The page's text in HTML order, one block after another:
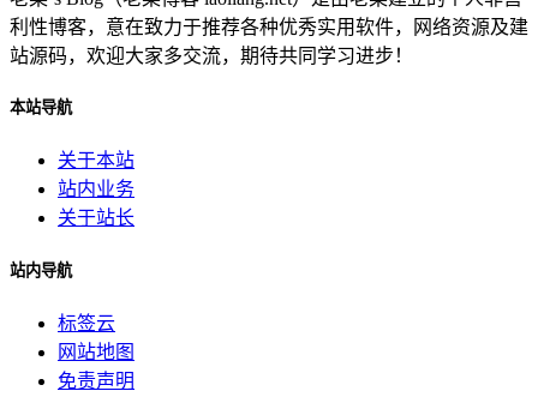
利性博客，意在致力于推荐各种优秀实用软件，网络资源及建
站源码，欢迎大家多交流，期待共同学习进步！
本站导航
关于本站
站内业务
关于站长
站内导航
标签云
网站地图
免责声明